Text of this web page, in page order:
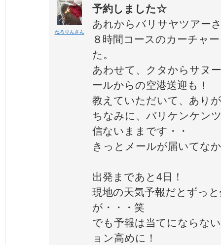
ねろりんさん
予約しました☆
あれからバリサヤツアー
８時間コースのカーチャ
た。
あわせて、クタからサヌ
ールからの空港送迎も！
教えていただいて、あり
ちなみに、バリケンケン
信ないままです・・
きっとメールが届いてな
出発まであと4日！
現地の天気予報だとずっ
が・・・笑
でも予報は当てにならな
ョン高めに！